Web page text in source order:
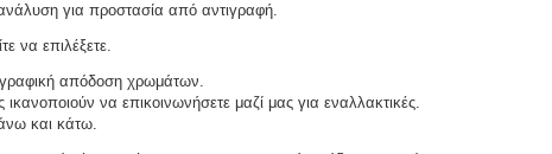
για προστασία από αντιγραφή.
να επιλέξετε.
απόδοση χρωμάτων.
να επικοινωνήσετε μαζί μας για εναλλακτικές.
και κάτω.